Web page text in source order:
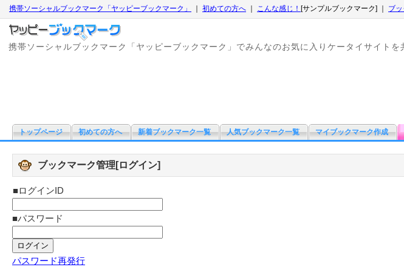
携帯ソーシャルブックマーク「ヤッピーブックマーク」 初めての方へ こんな感じ！ [サンプルブックマーク] ｜ ブ
携帯ソーシャルブックマーク「ヤッピーブックマーク」でみんなのお気に入りケータイサイトを
トップページ 初めての方へ 新着ブックマーク一覧 人気ブックマーク一覧 マイブックマーク作成
ブックマーク管理[ログイン]
■ログインID
■パスワード
パスワード再発行